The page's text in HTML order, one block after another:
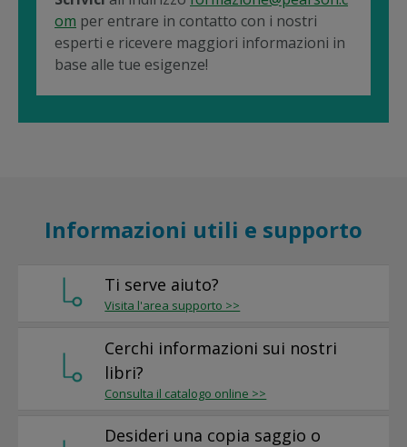
om per entrare in contatto con i nostri
esperti e ricevere maggiori informazioni in
base alle tue esigenze!
Informazioni utili e supporto
Ti serve aiuto?
Visita l'area supporto >>
Cerchi informazioni sui nostri
libri?
Consulta il catalogo online >>
Desideri una copia saggio o